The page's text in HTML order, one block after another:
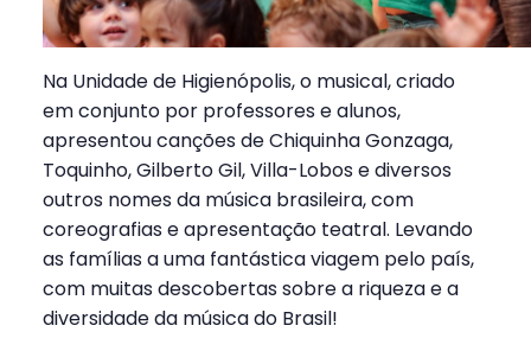
Na Unidade de Higienópolis, o musical, criado
em conjunto por professores e alunos,
apresentou canções de Chiquinha Gonzaga,
Toquinho, Gilberto Gil, Villa-Lobos e diversos
outros nomes da música brasileira, com
coreografias e apresentação teatral. Levando
as famílias a uma fantástica viagem pelo país,
com muitas descobertas sobre a riqueza e a
diversidade da música do Brasil!